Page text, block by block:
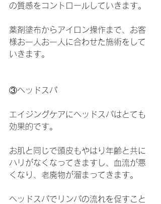
の質感をコントロールしていきます。
薬剤塗布からアイロン操作まで、お客
様お一人お一人に合わせた施術をして
いきます。
③ヘッドスパ
エイジングケアにヘッドスパはとても
効果的です。
お肌と同じで頭皮もやはり年齢と共に
ハリがなくなってきますし、血流が悪
くなり、老廃物が溜まってきます。
ヘッドスパでリンパの流れを促すこと